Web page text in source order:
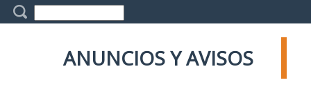
ANUNCIOS Y AVISOS